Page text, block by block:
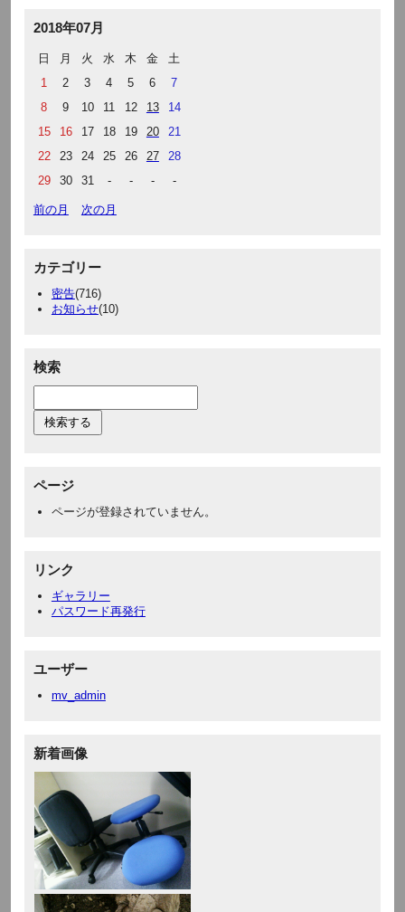
2018年07月
日 月 火 水 木 金
土
1
2 3 4 5 6
7
8
9 10 11 12 13
14
15
16 17 18 19 20
21
22
23 24 25 26 27
28
29
30 31 - - - -
前の月 次の月
カテゴリー
密告(716)
お知らせ(10)
検索
ページ
ページが登録されていません。
リンク
ギャラリー
パスワード再発行
ユーザー
mv_admin
新着画像